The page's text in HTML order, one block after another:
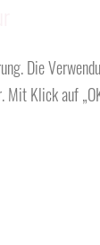
Die
Klick auf